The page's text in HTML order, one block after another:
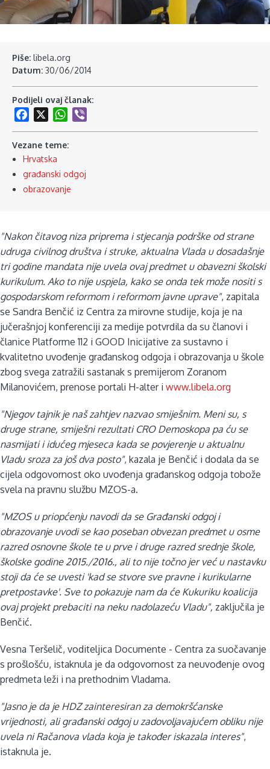
Piše: libela.org
Datum: 30/06/2014
Podijeli ovaj članak:
Facebook
WhatsApp
Vezane teme:
Hrvatska
građanski odgoj
obrazovanje
"Nakon čitavog niza priprema i stjecanja podrške od strane
udruga civilnog društva i struke, aktualna Vlada u dosadašnje
tri godine mandata nije uvela ovaj predmet u obavezni školski
kurikulum. Ako to nije uspjela, kako se onda tek može nositi s
gospodarskom reformom i reformom javne uprave", zapitala
se Sandra Benčić iz Centra za mirovne studije, koja je na
jučerašnjoj konferenciji za medije potvrdila da su članovi i
članice Platforme 112 i GOOD Inicijative za sustavno i
kvalitetno uvođenje građanskog odgoja i obrazovanja u škole
zbog svega zatražili sastanak s premijerom Zoranom
Milanovićem, prenose portali H-alter i www.libela.org
"Njegov tajnik je naš zahtjev nazvao smiješnim. Meni su, s
druge strane, smiješni rezultati CRO Demoskopa pa ću se
nasmijati i idućeg mjeseca kada se povjerenje u aktualnu
Vladu sroza za još dva posto", kazala je Benčić i dodala da se
cijela odgovornost oko uvođenja građanskog odgoja tobože
svela na pravnu službu MZOS-a.
"MZOS u priopćenju navodi da se Građanski odgoj i
obrazovanje uvodi se kao poseban obvezan predmet u osme
razred osnovne škole te u prve i druge razred srednje škole,
školske godine 2015./2016., ali to nije točno jer već u nastavku
stoji da će se uvesti 'kad se stvore sve pravne i kurikularne
pretpostavke'. Sve to pokazuje nam da će Kukuriku koalicija
ovaj projekt prebaciti na neku nadolazeću Vladu", zaključila je
Benčić.
Vesna Teršelič, voditeljica Documente - Centra za suočavanje
s prošlošću, istaknula je da odgovornost za neuvođenje ovog
predmeta leži i na prethodnim Vladama.
"Jasno je da je HDZ zainteresiran za demokršćanske
vrijednosti, ali građanski odgoj u zadovoljavajućem obliku nije
uvela ni Račanova vlada koja je također iskazala interes",
istaknula je.